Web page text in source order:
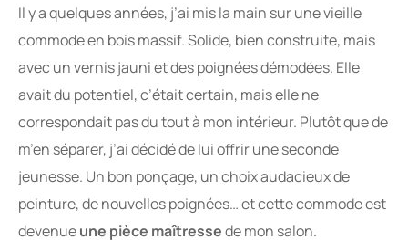
Il y a quelques années, j’ai mis la main sur une vieille
commode en bois massif. Solide, bien construite, mais
avec un vernis jauni et des poignées démodées. Elle
avait du potentiel, c’était certain, mais elle ne
correspondait pas du tout à mon intérieur. Plutôt que de
m’en séparer, j’ai décidé de lui offrir une seconde
jeunesse. Un bon ponçage, un choix audacieux de
peinture, de nouvelles poignées… et cette commode est
devenueune pièce maîtressede mon salon.